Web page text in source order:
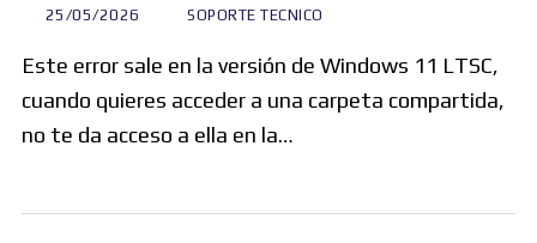
25/05/2026 SOPORTE TECNICO
Este error sale en la versión de Windows 11 LTSC,
cuando quieres acceder a una carpeta compartida,
no te da acceso a ella en la…